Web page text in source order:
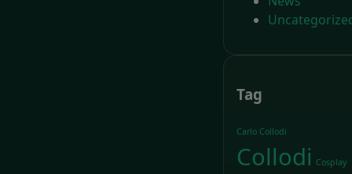
Tag
Carlo Collodi
Collodi Cosplay